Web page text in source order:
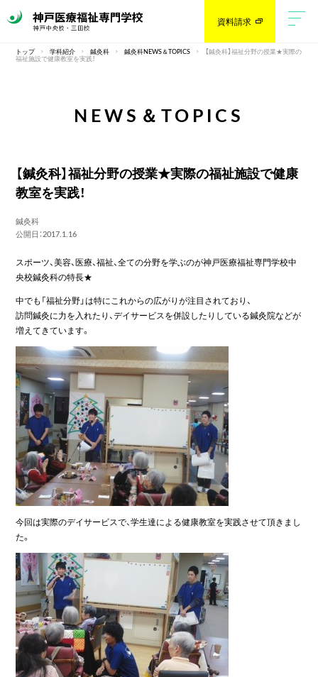
資料請求
トップ 学科紹介 鍼灸科 鍼灸科NEWS＆TOPICS 【鍼灸科】福祉分野の授業★実際の
福祉施設で健康教室を実践！
NEWS＆TOPICS
【鍼灸科】福祉分野の授業★実際の福祉施設で健康
教室を実践！
鍼灸科
公開日：2017.1.16
スポーツ、美容、医療、福祉、全ての分野を学ぶのが神戸医療福祉専門学校中
央校鍼灸科の特長★
中でも「福祉分野」は特にこれからの広がりが注目されており、
訪問鍼灸に力を入れたり、デイサービスを併設したりしている鍼灸院などが
増えてきています。
今回は実際のデイサービスで、学生達による健康教室を実践させて頂きまし
た。